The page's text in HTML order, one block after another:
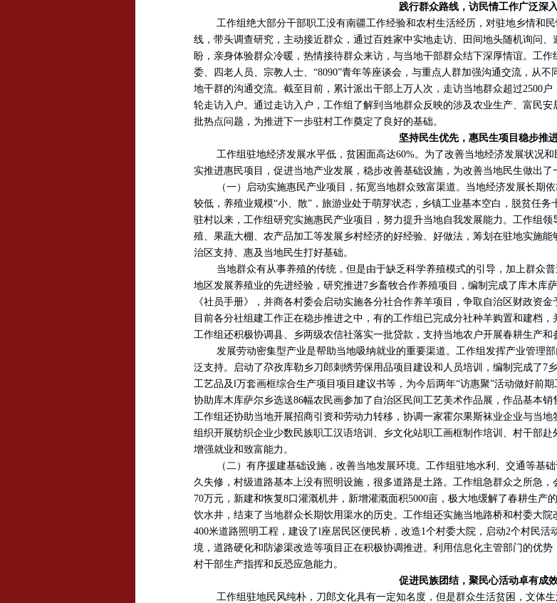
践行群众路线，访民情工作广泛深入
工作组绝大部分干部职工没有南疆工作经验和农村生活经历，对驻地乡情和
线，带头调查研究，主动接近群众，通过百姓家中实地走访、田间地头随机询问
盼，亲身体验群众冷暖，热情接待群众来访，与当地干部群众结下深厚情谊。工
委、四老人员、宗教人士、“8090”青年等座谈会，与重点人群加强沟通交流，从
地干群的沟通交流。截至目前，累计派出干部上万人次，走访当地群众超过2500
轮走访入户。通过走访入户，工作组了解到当地群众反映的涉及农业生产、富民
批热点问题，为推进下一步驻村工作奠定了良好的基础。
坚持民生优先，惠民生项目稳步推
工作组驻地经济发展水平低，贫困面高达60%。为了改善当地经济发展状况
实推进惠民项目，促进当地产业发展，稳步改善基础设施，为改善当地民生做出了
（一）启动实施惠民产业项目，拓宽当地群众致富渠道。当地经济发展长期
较低，养殖业规模“小、散”，旅游业处于萌芽状态，乡镇工业基本空白，脱贫任务
驻村以来，工作组研究实施惠民产业项目，努力提升当地自我发展能力。工作组
殖、果蔬大棚、农产品加工等发展乡村经济的好经验、好做法，筹划在驻地实施能
治区支持、惠及当地民生打好基础。
当地群众有从事养殖的传统，但是由于缺乏科学养殖模式的引导，加上群众
地区发展养殖业的先进经验，研究推进7乡畜牧合作养殖项目，编制完成了库木库
《社员手册》，并商各村委会启动实施各分社合作养羊项目，争取自治区财政资
目前各分社组建工作正在稳步推进之中，有的工作组已完成分社种羊购置和建档，
工作组还积极协调县、乡两级农信社落实一批贷款，支持当地农户开展春耕生产和
发展劳动密集型产业是帮助当地吸纳就业的重要渠道。工作组发挥产业管理
泛支持。启动了尕孜库勒乡刀郎刺绣劳保用品项目建设和人员培训，编制完成了7
工艺品及l万套画框综合生产项目项目建议书等，为今后两年“访惠聚”活动做好前
协助库木库萨尔乡选送86幅农民画参加了自治区民间工艺美术作品展，作品基本销
工作组还协助当地开展招商引资和劳动力转移，协调一家霍尔果斯袜业企业与当
组织开展纺织企业少数民族职工汉语培训、乡文化站职工画框制作培训、村干部赴
增强就业和致富能力。
（二）有序援建基础设施，改善当地发展环境。工作组驻地水利、交通等基
久失修，村级道路基本上没有照明设施，很多道路是土路。工作组急群众之所急
70万元，新建和恢复8口灌溉机井，新增灌溉面积5000亩，极大地缓解了春耕生产
饮水井，结束了当地群众长期饮用渠水的历史。工作组还实施当地路桥和村委大
400米道路照明工程，建设了l座居民区便民桥，改造1个村委大院，启动2个村民
境，道路硬化和防渗渠改造等项目正在积极协调推进。利用信息化主管部门的优
村干部生产指挥和反恐应急能力。
促进民族团结，聚民心活动卓有成
工作组驻地民风纯朴，刀郎文化具有一定知名度，但是群众生活贫困，文体